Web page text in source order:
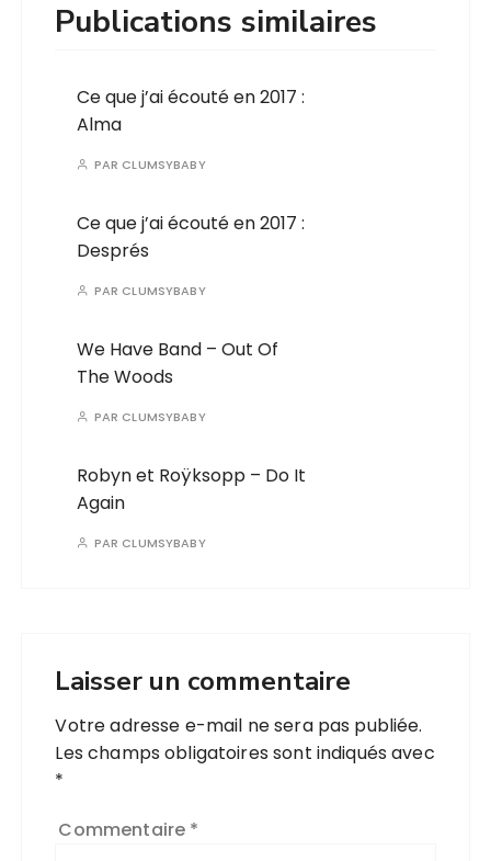
Publications similaires
Ce que j’ai écouté en 2017 :
Alma
PAR CLUMSYBABY
Ce que j’ai écouté en 2017 :
Després
PAR CLUMSYBABY
We Have Band – Out Of
The Woods
PAR CLUMSYBABY
Robyn et Roÿksopp – Do It
Again
PAR CLUMSYBABY
Laisser un commentaire
Votre adresse e-mail ne sera pas publiée.
Les champs obligatoires sont indiqués avec
*
Commentaire *